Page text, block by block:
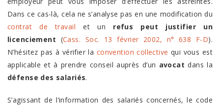
Dans ce cas-là, cela ne s’analyse pas en une modification du
contrat de travail et un refus peut justifier un
licenciement (Cass. Soc. 13 février 2002, n° 638 F-D).
N’hésitez pas à vérifier la convention collective qui vous est
applicable et à prendre conseil auprès d’un avocatdans la
défense des salariés.
S’agissant de l’information des salariés concernés, le code